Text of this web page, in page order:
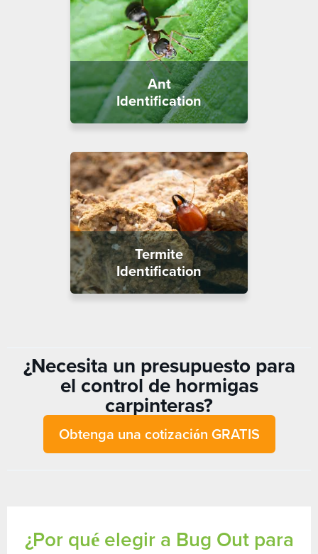
Ant
Identification
Termite
Identification
¿Necesita un presupuesto para
el control de hormigas
carpinteras?
Obtenga una cotización GRATIS
¿Por qué elegir a Bug Out para